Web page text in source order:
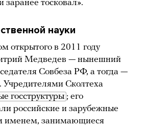
заранее тосковал».
науки
открытого в 2011 году
Медведев — нынешний
Совбеза РФ, а тогда —
Учредителями Сколтеха
госструктуры ; его
российские и зарубежные
именем, занимающиеся